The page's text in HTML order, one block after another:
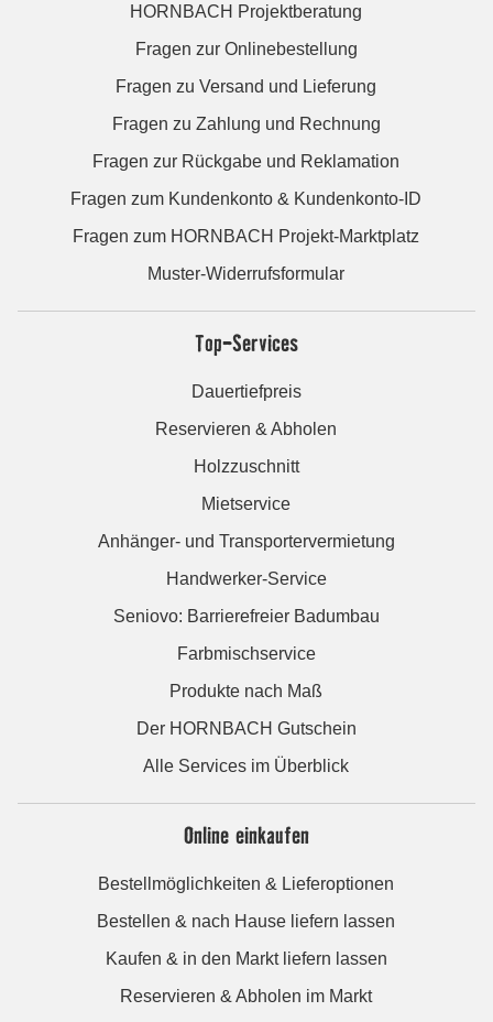
HORNBACH Projektberatung
Fragen zur Onlinebestellung
Fragen zu Versand und Lieferung
Fragen zu Zahlung und Rechnung
Fragen zur Rückgabe und Reklamation
Fragen zum Kundenkonto & Kundenkonto-ID
Fragen zum HORNBACH Projekt-Marktplatz
Muster-Widerrufsformular
Top-Services
Dauertiefpreis
Reservieren & Abholen
Holzzuschnitt
Mietservice
Anhänger- und Transportervermietung
Handwerker-Service
Seniovo: Barrierefreier Badumbau
Farbmischservice
Produkte nach Maß
Der HORNBACH Gutschein
Alle Services im Überblick
Online einkaufen
Bestellmöglichkeiten & Lieferoptionen
Bestellen & nach Hause liefern lassen
Kaufen & in den Markt liefern lassen
Reservieren & Abholen im Markt